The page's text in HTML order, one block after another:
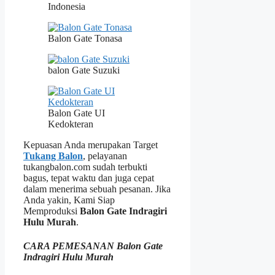
Indonesia
Balon Gate Tonasa
balon Gate Suzuki
Balon Gate UI
Kedokteran
Kepuasan Anda merupakan Target
Tukang Balon, pelayanan
tukangbalon.com sudah terbukti
bagus, tepat waktu dan juga cepat
dalam menerima sebuah pesanan. Jika
Anda yakin, Kami Siap
Memproduksi Balon Gate Indragiri
Hulu Murah.
CARA PEMESANAN Balon Gate
Indragiri Hulu Murah